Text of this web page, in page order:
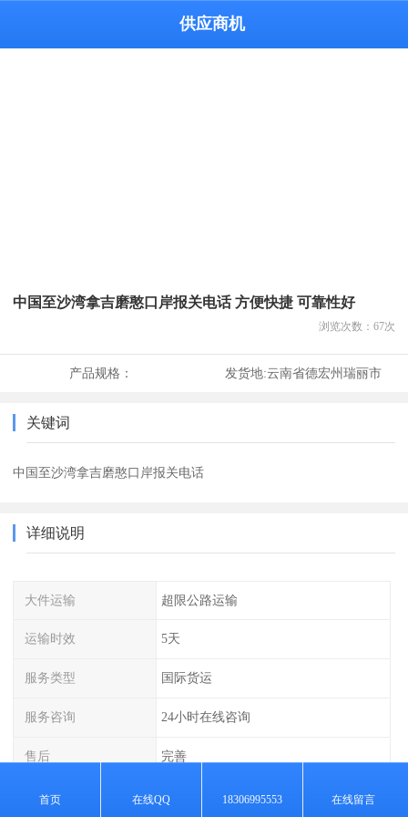
供应商机
中国至沙湾拿吉磨憨口岸报关电话 方便快捷 可靠性好
浏览次数： 67次
产品规格： 发货地:云南省德宏州瑞丽市
关键词
中国至沙湾拿吉磨憨口岸报关电话
详细说明
大件运输 超限公路运输
运输时效 5天
服务类型 国际货运
服务咨询 24小时在线咨询
售后 完善
经验 丰富
首页 在线QQ 18306995553 在线留言